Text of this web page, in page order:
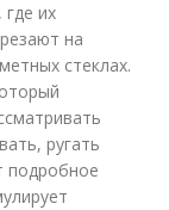
их
на
стеклах.
ругать
подробное